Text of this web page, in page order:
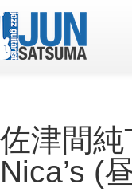
Live Schedule
Discography
佐津間純
Nica’s (